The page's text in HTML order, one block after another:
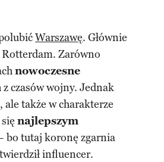
Warszawę. Głównie
Zarówno
nowoczesne
czasów wojny. Jednak
także w charakterze
najlepszym
bo tutaj koronę zgarnia
influencer.